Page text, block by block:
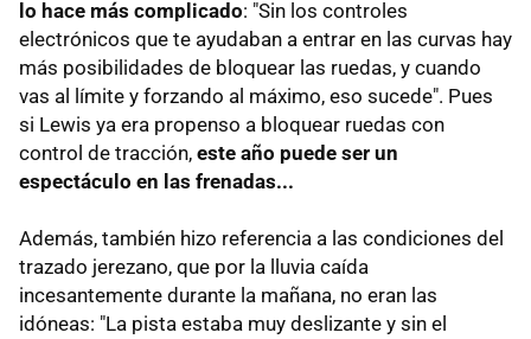
lo hace más complicado: "Sin los controles
electrónicos que te ayudaban a entrar en las curvas hay
más posibilidades de bloquear las ruedas, y cuando
vas al límite y forzando al máximo, eso sucede". Pues
si Lewis ya era propenso a bloquear ruedas con
control de tracción, este año puede ser un
espectáculo en las frenadas...
Además, también hizo referencia a las condiciones del
trazado jerezano, que por la lluvia caída
incesantemente durante la mañana, no eran las
idóneas: "La pista estaba muy deslizante y sin el